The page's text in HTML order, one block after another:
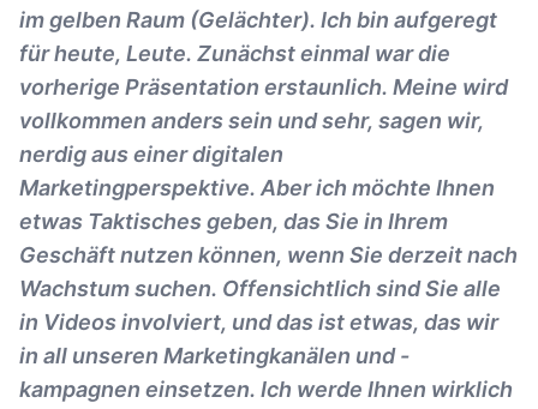
im gelben Raum (Gelächter). Ich bin aufgeregt
für heute, Leute. Zunächst einmal war die
vorherige Präsentation erstaunlich. Meine wird
vollkommen anders sein und sehr, sagen wir,
nerdig aus einer digitalen
Marketingperspektive. Aber ich möchte Ihnen
etwas Taktisches geben, das Sie in Ihrem
Geschäft nutzen können, wenn Sie derzeit nach
Wachstum suchen. Offensichtlich sind Sie alle
in Videos involviert, und das ist etwas, das wir
in all unseren Marketingkanälen und -
kampagnen einsetzen. Ich werde Ihnen wirklich